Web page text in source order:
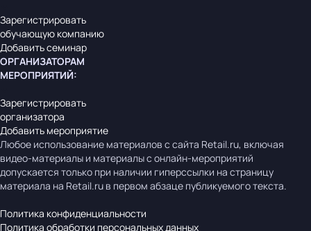
Зарегистрировать
обучающую компанию
Добавить семинар
ОРГАНИЗАТОРАМ
МЕРОПРИЯТИЙ:
Зарегистрировать
организатора
Добавить мероприятие
Любое использование материалов с сайта Retail.ru, включая
видео-материалы и материалы с онлайн-мероприятий
допускается только при наличии гиперссылки на страницу
материала на Retail.ru в первом абзаце публикуемого текста.
Политика конфиденциальности
Политика обработки персональных данных